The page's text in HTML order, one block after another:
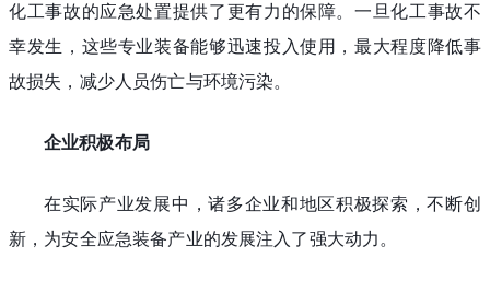
化工事故的应急处置提供了更有力的保障。一旦化工事故不
幸发生，这些专业装备能够迅速投入使用，最大程度降低事
故损失，减少人员伤亡与环境污染。
企业积极布局
在实际产业发展中，诸多企业和地区积极探索，不断创
新，为安全应急装备产业的发展注入了强大动力。